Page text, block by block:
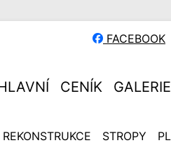
FACEBOOK
CENÍK GALERIE
REKONSTRUKCE STROPY